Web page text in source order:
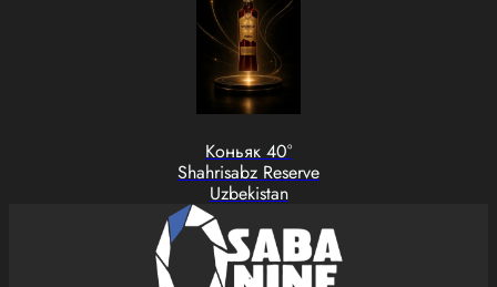
Коньяк 40°
Shahrisabz Reserve
Uzbekistan